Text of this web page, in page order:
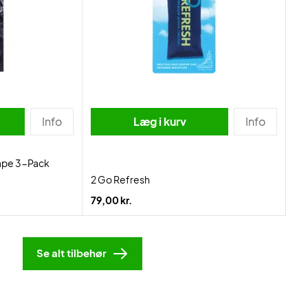
Info
3-Pack
Læg i kurv Info
2 Go Refresh
79,00 kr.
Se alt tilbehør